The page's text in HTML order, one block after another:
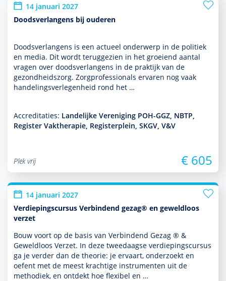
14 januari 2027
Doodsverlangens bij ouderen
Doodsverlangens is een actueel onder­werp in de politiek
en media. Dit wordt teruggezien in het groeiend aantal
vragen over doodsverlangens in de prak­tijk van de
gezond­heids­zorg. Zorgprofessionals ervaren nog vaak
handelingsverlegenheid rond het …
Accreditaties: Landelijke Vereniging POH-GGZ, NBTP,
Register Vaktherapie, Registerplein, SKGV, V&V
Plek vrij € 605
14 januari 2027
Verdiepingscursus Verbindend gezag® en geweldloos
verzet
Bouw voort op de basis van Verbindend Gezag ® &
Geweldloos Verzet. In deze tweedaagse verdiepingscursus
ga je verder dan de theorie: je ervaart, onder­zoekt en
oefent met de meest krachtige instru­men­ten uit de
metho­diek, en ontdekt hoe flexibel en …